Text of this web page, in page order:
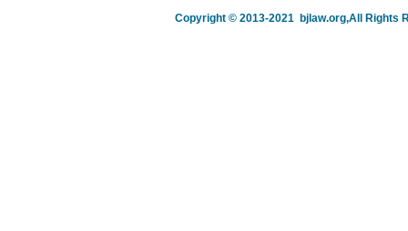
Copyright © 2013-2021 bjlaw.org,All Rights